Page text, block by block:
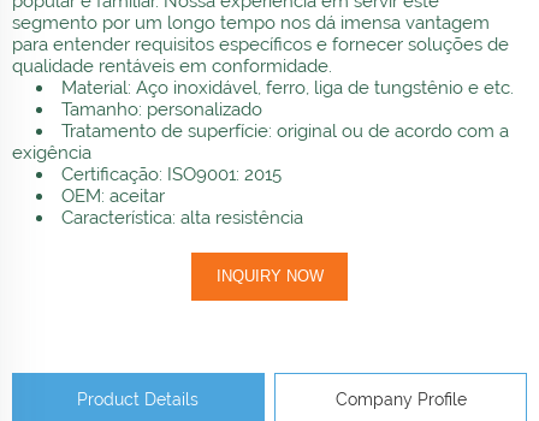
segmento por um longo tempo nos dá imensa vantagem
para entender requisitos específicos e fornecer soluções de
qualidade rentáveis em conformidade.
Material: Aço inoxidável, ferro, liga de tungstênio e etc.
Tamanho: personalizado
Tratamento de superfície: original ou de acordo com a
exigência
Certificação: ISO9001: 2015
OEM: aceitar
Característica: alta resistência
INQUIRY NOW
Product Details Company Profile